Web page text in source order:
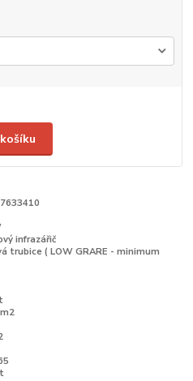
infrazářič
trubice ( LOW GRARE - minimum